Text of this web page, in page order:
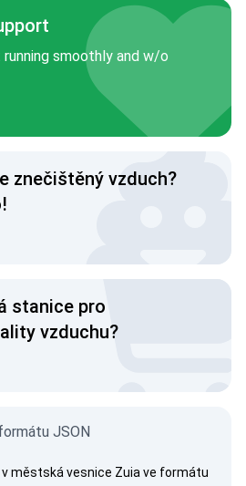
smoothly and w/o
znečištěný vzduch?
stanice pro
vzduchu?
JSON
městská vesnice Zuia ve formátu